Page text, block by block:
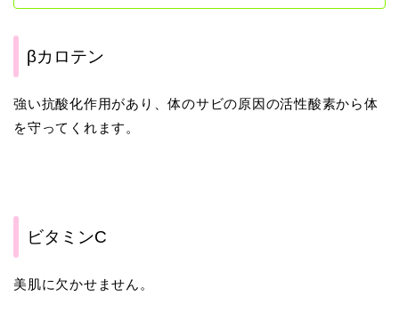
βカロテン
強い抗酸化作用があり、体のサビの原因の活性酸素から体
を守ってくれます。
ビタミンC
美肌に欠かせません。